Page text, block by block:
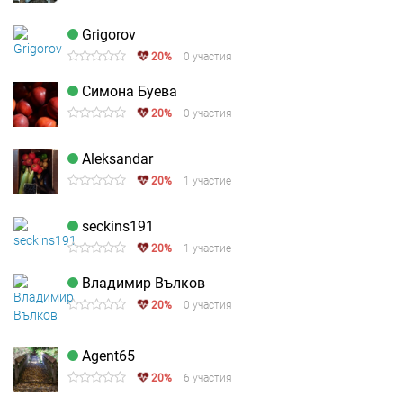
Grigorov
20% 0 участия
Симона Буева
20% 0 участия
Aleksandar
20% 1 участие
seckins191
20% 1 участие
Владимир Вълков
20% 0 участия
Agent65
20% 6 участия